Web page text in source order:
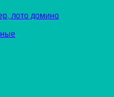
лото домино